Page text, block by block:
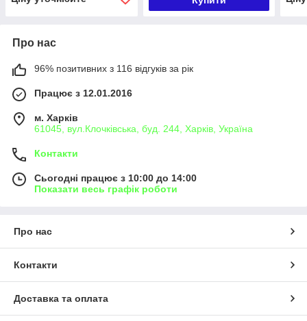
Про нас
96% позитивних з 116 відгуків за рік
Працює з 12.01.2016
м. Харків
61045, вул.Клочківська, буд. 244, Харків, Україна
Контакти
Сьогодні працює з 10:00 до 14:00
Показати весь графік роботи
Про нас
Контакти
Доставка та оплата